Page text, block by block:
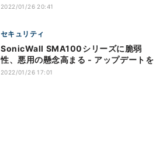
2022/01/26 20:41
セキュリティ
SonicWall SMA100シリーズに脆弱
性、悪用の懸念高まる - アップデートを
2022/01/26 17:01